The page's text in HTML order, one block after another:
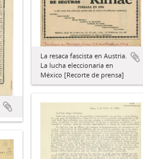
La resaca fascista en Austria.
La lucha eleccionaria en
México [Recorte de prensa]